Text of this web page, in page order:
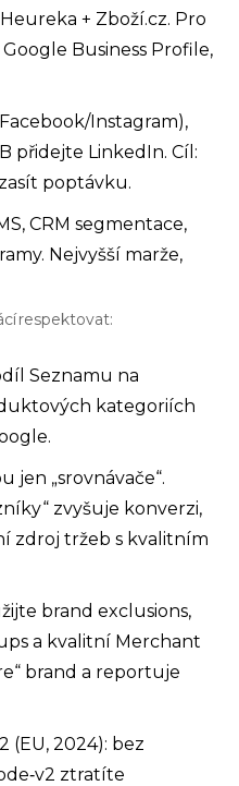
+ Zboží.cz. Pro
Business Profile,
Instagram),
přidejte LinkedIn. Cíl:
poptávku.
CRM segmentace,
Nejvyšší marže,
respektovat:
Seznamu na
kategoriích
jen „srovnávače“.
zvyšuje konverzi,
zdroj tržeb s kvalitním
brand exclusions,
a kvalitní Merchant
brand a reportuje
(EU, 2024): bez
ztratíte